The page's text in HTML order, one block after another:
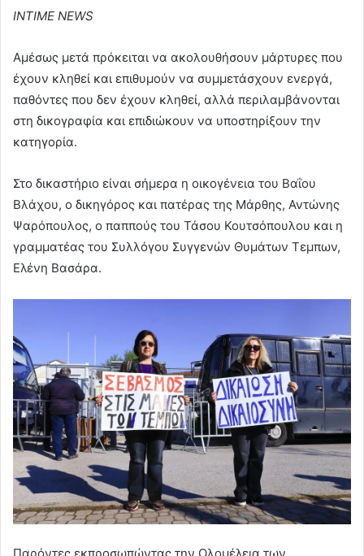
INTIME NEWS
Αμέσως μετά πρόκειται να ακολουθήσουν μάρτυρες που
έχουν κληθεί και επιθυμούν να συμμετάσχουν ενεργά,
παθόντες που δεν έχουν κληθεί, αλλά περιλαμβάνονται
στη δικογραφία και επιδιώκουν να υποστηρίξουν την
κατηγορία.
Στο δικαστήριο είναι σήμερα η οικογένεια του Βαΐου
Βλάχου, ο δικηγόρος και πατέρας της Μάρθης, Αντώνης
Ψαρόπουλος, ο παππούς του Τάσου Κουτσόπουλου και η
γραμματέας του Συλλόγου Συγγενών Θυμάτων Τεμπων,
Ελένη Βασάρα.